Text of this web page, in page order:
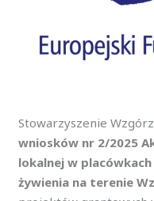
Stowarzyszenie
wniosków nr 2/2025
lokalnej w
żywienia na terenie